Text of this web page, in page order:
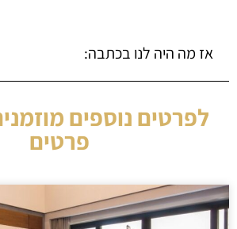
אז מה היה לנו בכתבה:
לפרטים נוספים
פרטים